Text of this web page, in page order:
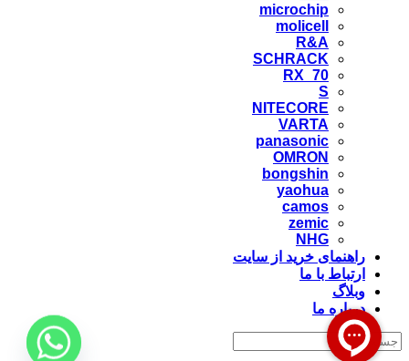
microchip
molicell
R&A
SCHRACK
RX_70
S
NITECORE
VARTA
panasonic
OMRON
bongshin
yaohua
camos
zemic
NHG
راهنمای خرید از سایت
ارتباط با ما
وبلاگ
درباره ما